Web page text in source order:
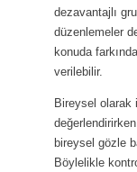
dezavantajlı
düzenlemeler
konuda
verilebilir.
Bireysel olarak
bireysel gözle
Böylelikle